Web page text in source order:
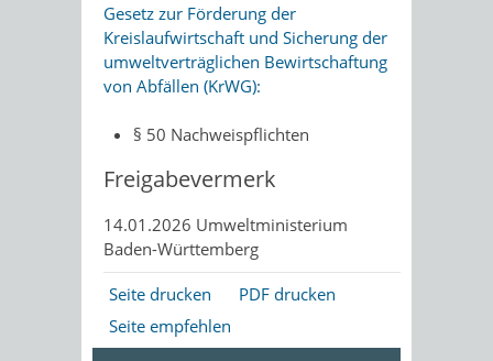
Gesetz zur Förderung der
Kreislaufwirtschaft und Sicherung der
umweltverträglichen Bewirtschaftung
von Abfällen (KrWG):
§ 50 Nachweispflichten
Freigabevermerk
14.01.2026 Umweltministerium
Baden-Württemberg
Seite drucken
PDF drucken
Seite empfehlen